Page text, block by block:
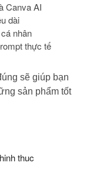
Canva AI
dài
nhân
thực tế
sẽ giúp bạn
sản phẩm tốt
thuc